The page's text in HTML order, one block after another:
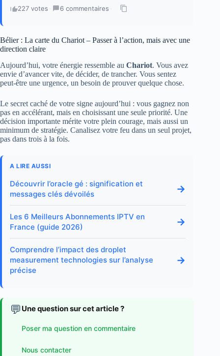
227 votes · 6 commentaires ·
Bélier : La carte du Chariot – Passer à l’action, mais avec une
direction claire
Aujourd’hui, votre énergie ressemble au Chariot. Vous avez
envie d’avancer vite, de décider, de trancher. Vous sentez
peut-être une urgence, un besoin de prouver quelque chose.
Le secret caché de votre signe aujourd’hui : vous gagnez non
pas en accélérant, mais en choisissant une seule priorité. Une
décision importante mérite votre plein courage, mais aussi un
minimum de stratégie. Canalisez votre feu dans un seul projet,
pas dans trois à la fois.
A LIRE AUSSI
Découvrir l’oracle gé : signification et
messages clés dévoilés
→
Les 6 Meilleurs Abonnements IPTV en
France (guide 2026)
→
Comprendre l’impact des droplet
measurement technologies sur l’analyse
précise
→
💬 Une question sur cet article ?
Poser ma question en commentaire
Nous contacter